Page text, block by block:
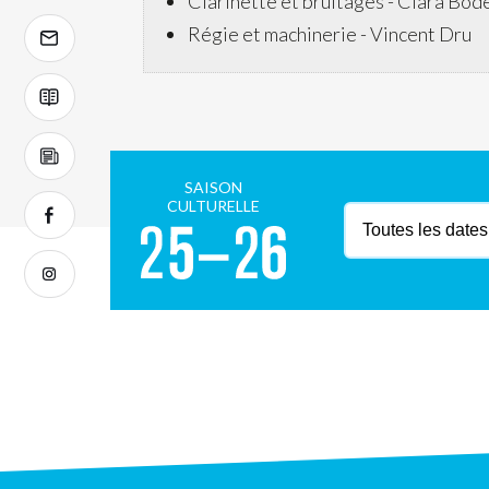
Régie et machinerie -Vincent Dru
SAISON
CULTURELLE